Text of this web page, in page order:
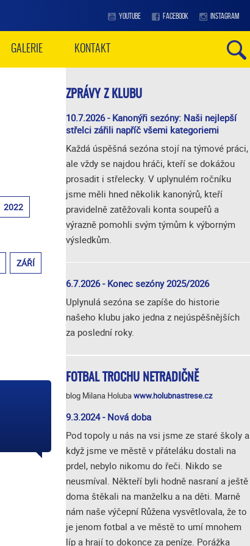
YOUTUBE FACEBOOK INSTAGRAM
GALERIE KONTAKT
2022
ZÁŘÍ
ZPRÁVY Z KLUBU
10.7.2026 - Kanonýři sezóny: Naši nejlepší
střelci zářili napříč všemi kategoriemi
Každá úspěšná sezóna stojí na týmové práci,
ale vždy se najdou hráči, kteří se dokážou
prosadit i střelecky. V uplynulém ročníku
jsme měli hned několik kanonýrů, kteří
pravidelně zatěžovali konta soupeřů a
výrazně pomohli svým týmům k výborným
výsledkům.
6.7.2026 - Konec sezóny 2025/2026
Uplynulá sezóna se zapíše do historie
našeho klubu jako jedna z nejúspěšnějších
za poslední roky.
FOTBAL TROCHU NETRADIČNĚ
blog Milana Holubawww.holubnastrese.cz
9.3.2024 - Nová doba
Pod topoly u nás na vsi jsme ze staré školy a
když jsme ve městě v přáteláku dostali na
prdel, nebylo nikomu do řeči. Nikdo se
neusmíval. Někteří byli hodně nasraní a ještě
doma štěkali na manželku a na děti. Marně
nám naše výčepní Růžena vysvětlovala, že to
je jenom fotbal a ve městě to umí mnohem
líp a hrají to dokonce za peníze. Porážka